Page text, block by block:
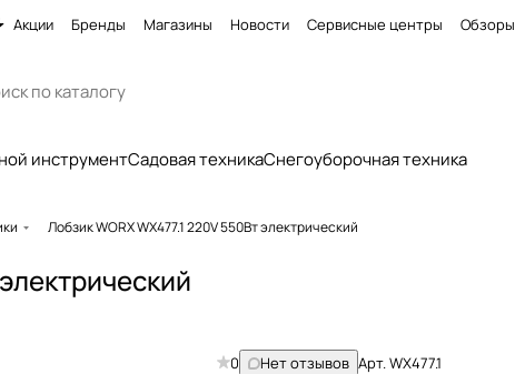
Акции Бренды Магазины Новости Сервисные центры Обзоры
инструментСадовая техникаСнегоуборочная техника
Лобзик WORX WX477.1 220V 550Вт электрический
0 Нет отзывов Арт.WX477.1